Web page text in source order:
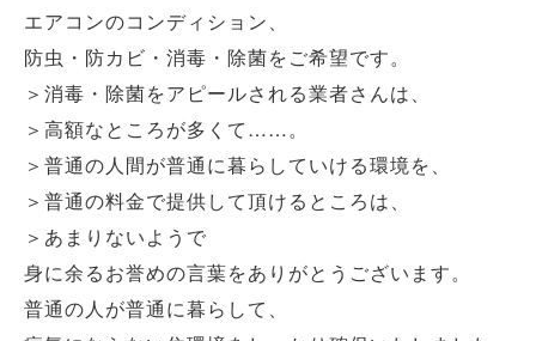
エアコンのコンディション、
防虫・防カビ・消毒・除菌をご希望です。
＞消毒・除菌をアピールされる業者さんは、
＞高額なところが多くて……。
＞普通の人間が普通に暮らしていける環境を、
＞普通の料金で提供して頂けるところは、
＞あまりないようで
身に余るお誉めの言葉をありがとうございます。
普通の人が普通に暮らして、